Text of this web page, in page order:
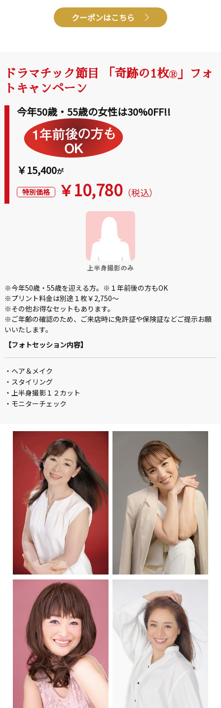
クーポンはこちら
ドラマチック節目 「奇跡の1枚® 」フォ
トキャンペーン
今年50歳・55歳の女性は30%0FF!!
￥15,400が
特別価格 ￥10,780（税込）
※今年50歳・55歳を迎える方。※１年前後の方もOK
※プリント料金は別途１枚￥2,750～
※その他お得なセットもあります。
※ご年齢の確認のため、ご来店時に免許証や保険証などご提示お願
いいたします。
【フォトセッション内容】
・ヘア＆メイク
・スタイリング
・上半身撮影１２カット
・モニターチェック